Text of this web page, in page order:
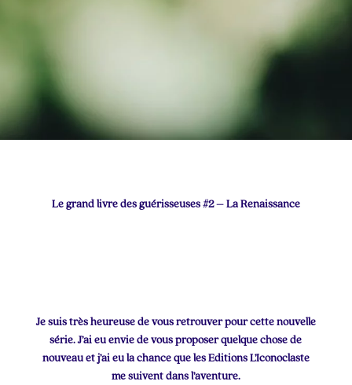
Le grand livre des guérisseuses #2 – La Renaissance
Je suis très heureuse de vous retrouver pour cette nouvelle
série. J’ai eu envie de vous proposer quelque chose de
nouveau et j’ai eu la chance que les Editions L’Iconoclaste
me suivent dans l’aventure.